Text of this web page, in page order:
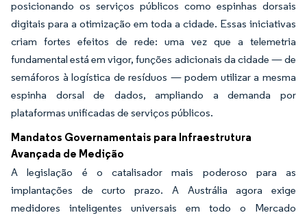
posicionando os serviços públicos como espinhas dorsais
digitais para a otimização em toda a cidade. Essas iniciativas
criam fortes efeitos de rede: uma vez que a telemetria
fundamental está em vigor, funções adicionais da cidade — de
semáforos à logística de resíduos — podem utilizar a mesma
espinha dorsal de dados, ampliando a demanda por
plataformas unificadas de serviços públicos.
Mandatos Governamentais para Infraestrutura
Avançada de Medição
A legislação é o catalisador mais poderoso para as
implantações de curto prazo. A Austrália agora exige
medidores inteligentes universais em todo o Mercado